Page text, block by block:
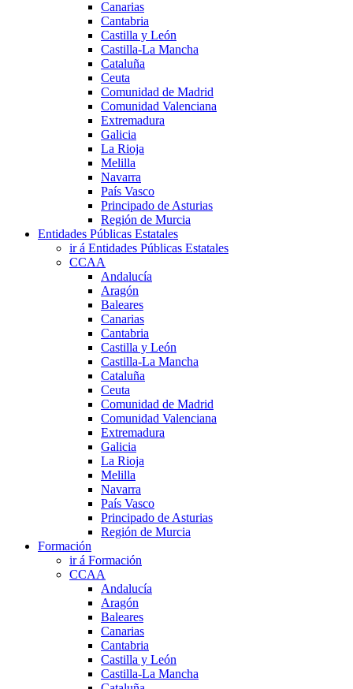
Canarias
Cantabria
Castilla y León
Castilla-La Mancha
Cataluña
Ceuta
Comunidad de Madrid
Comunidad Valenciana
Extremadura
Galicia
La Rioja
Melilla
Navarra
País Vasco
Principado de Asturias
Región de Murcia
Entidades Públicas Estatales
ir á Entidades Públicas Estatales
CCAA
Andalucía
Aragón
Baleares
Canarias
Cantabria
Castilla y León
Castilla-La Mancha
Cataluña
Ceuta
Comunidad de Madrid
Comunidad Valenciana
Extremadura
Galicia
La Rioja
Melilla
Navarra
País Vasco
Principado de Asturias
Región de Murcia
Formación
ir á Formación
CCAA
Andalucía
Aragón
Baleares
Canarias
Cantabria
Castilla y León
Castilla-La Mancha